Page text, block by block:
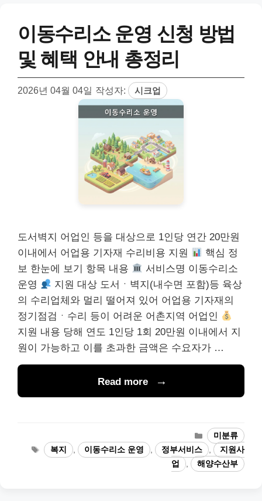
이동수리소 운영 신청 방법
및 혜택 안내 총정리
2026년 04월 04일 작성자: 시크업
도서벽지 어업인 등을 대상으로 1인당 연간 20만원
이내에서 어업용 기자재 수리비용 지원
핵심 정
보 한눈에 보기 항목 내용
서비스명 이동수리소
운영
지원 대상 도서ㆍ벽지(내수면 포함)등 육상
의 수리업체와 멀리 떨어져 있어 어업용 기자재의
정기점검ㆍ수리 등이 어려운 어촌지역 어업인
지원 내용 당해 연도 1인당 1회 20만원 이내에서 지
원이 가능하고 이를 초과한 금액은 수요자가 …
Read more
카
테
고
리
미분류
태
그
복지 , 이동수리소 운영 , 정부서비스 ,
지원사
업
, 해양수산부